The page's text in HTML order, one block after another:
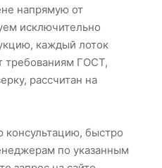
напрямую от
исключительно
каждый лоток
требованиям ГОСТ,
рассчитан на
быстро
по указанным